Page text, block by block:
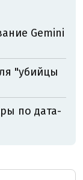
Gemini
"убийцы
по дата-